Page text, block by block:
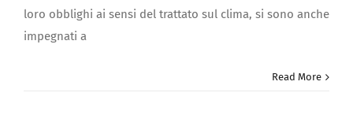
loro obblighi ai sensi del trattato sul clima, si sono anche
impegnati a
Read More